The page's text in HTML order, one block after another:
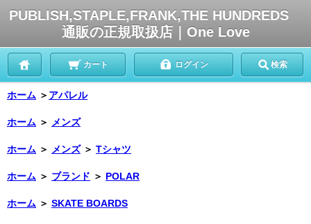
PUBLISH,STAPLE,FRANK,THE HUNDREDS
通販の正規取扱店｜One Love
カート ログイン 検索
ホーム ＞ アパレル
ホーム ＞ メンズ
ホーム ＞ メンズ ＞ Tシャツ
ホーム ＞ ブランド ＞ POLAR
ホーム ＞ SKATE BOARDS